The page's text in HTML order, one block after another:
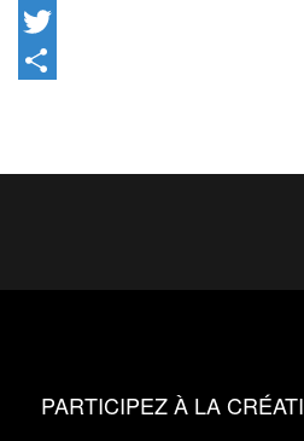
Facebook
Twitter
PARTICIPEZ À LA